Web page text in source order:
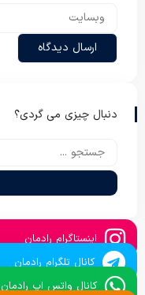
دنبال چیزی می گردی؟
اینستاگرام رادمان
کانال تلگرام رادمان
کانال واتس اپ رادمان